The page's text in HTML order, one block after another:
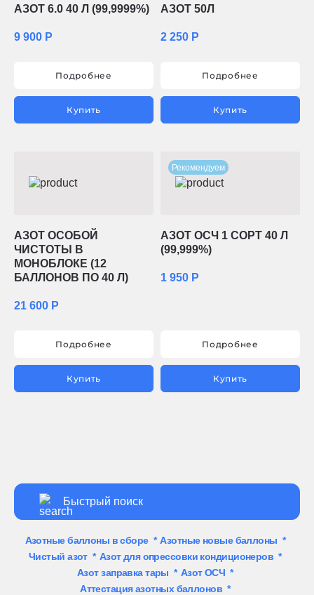
АЗОТ 6.0 40 Л (99,9999%)
9 900 Р
Подробнее
Купить
АЗОТ 50Л
2 250 Р
Подробнее
Купить
АЗОТ ОСОБОЙ
ЧИСТОТЫ В
МОНОБЛОКЕ (12
БАЛЛОНОВ ПО 40 Л)
21 600 Р
Подробнее
Купить
Рекомендуем
АЗОТ ОСЧ 1 СОРТ 40 Л
(99,999%)
1 950 Р
Подробнее
Купить
Азотные баллоны в сборе* Азотные новые баллоны *
Чистый азот* Азот для опрессовки кондиционеров *
Азот заправка тары * Азот ОСЧ *
Аттестация азотных баллонов *